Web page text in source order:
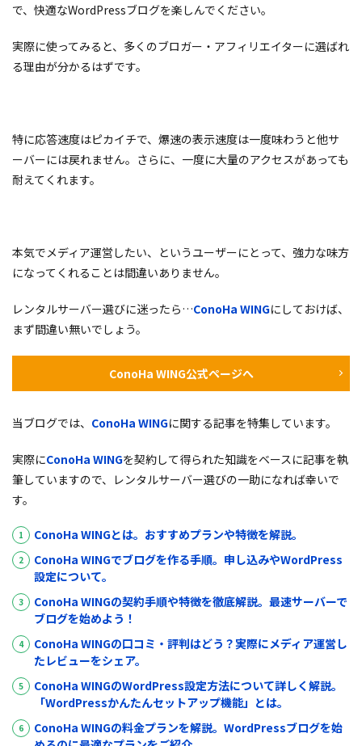
で、快適なWordPressブログを楽しんでください。
実際に使ってみると、多くのブロガー・アフィリエイターに選ばれ
る理由が分かるはずです。
特に応答速度はピカイチで、爆速の表示速度は一度味わうと他サ
ーバーには戻れません。さらに、一度に大量のアクセスがあっても
耐えてくれます。
本気でメディア運営したい、というユーザーにとって、強力な味方
になってくれることは間違いありません。
レンタルサーバー選びに迷ったら…ConoHa WINGにしておけば、
まず間違い無いでしょう。
ConoHa WING公式ページへ
当ブログでは、 ConoHa WINGに関する記事を特集しています。
実際にConoHa WINGを契約して得られた知識をベースに記事を執
筆していますので、レンタルサーバー選びの一助になれば幸いで
す。
ConoHa WINGとは。おすすめプランや特徴を解説。
ConoHa WINGでブログを作る手順。申し込みやWordPress
設定について。
ConoHa WINGの契約手順や特徴を徹底解説。最速サーバーで
ブログを始めよう！
ConoHa WINGの口コミ・評判はどう？実際にメディア運営し
たレビューをシェア。
ConoHa WINGのWordPress設定方法について詳しく解説。
「WordPressかんたんセットアップ機能」とは。
ConoHa WINGの料金プランを解説。 WordPressブログを始